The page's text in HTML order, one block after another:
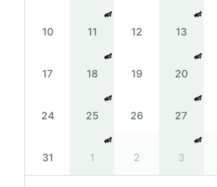
10 11 12 13
17 18 19 20
24 25 26 27
31 1 2 3